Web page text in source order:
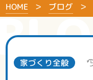
HOME ブログ
家づくり全般